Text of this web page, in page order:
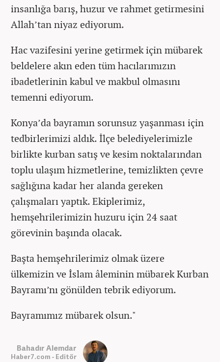
insanlığa barış, huzur ve rahmet getirmesini
Allah’tan niyaz ediyorum.
Hac vazifesini yerine getirmek için mübarek
beldelere akın eden tüm hacılarımızın
ibadetlerinin kabul ve makbul olmasını
temenni ediyorum.
Konya’da bayramın sorunsuz yaşanması için
tedbirlerimizi aldık. İlçe belediyelerimizle
birlikte kurban satış ve kesim noktalarından
toplu ulaşım hizmetlerine, temizlikten çevre
sağlığına kadar her alanda gereken
çalışmaları yaptık. Ekiplerimiz,
hemşehrilerimizin huzuru için 24 saat
görevinin başında olacak.
Başta hemşehrilerimiz olmak üzere
ülkemizin ve İslam âleminin mübarek Kurban
Bayramı’nı gönülden tebrik ediyorum.
Bayramımız mübarek olsun."
Bahadır Alemdar
Haber7.com - Editör